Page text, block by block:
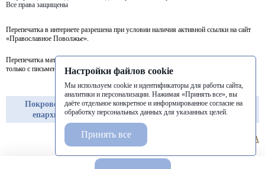
Все права защищены
Перепечатка в интернете разрешена при условии наличия активной ссылки на сайт
«Православное Поволжье».
Перепечатка материалов портала в печатных изданиях (книгах, прессе) возможна
только с письменного разрешения редакции.
Покровская
епархия
Балашовская
епархия
Балаковская
епархия
Настройки файлов cookie
Мы используем cookie и идентификаторы для работы сайта,
аналитики и персонализации. Нажимая «Принять все», вы
даёте отдельное конкретное и информированное согласие на
обработку персональных данных для указанных целей.
Принять все